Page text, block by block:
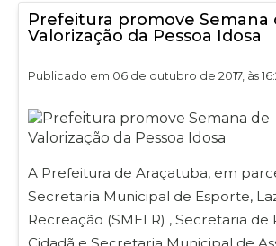
Prefeitura promove Semana
Valorização da Pessoa Idosa
Publicado em 06 de outubro de 2017, às
A Prefeitura de Araçatuba, em
Secretaria Municipal de Esporte,
Recreação (SMELR) , Secretaria de